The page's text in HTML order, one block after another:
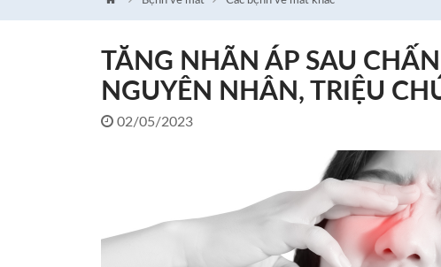
TĂNG NHÃN ÁP SAU
NGUYÊN NHÂN, TRIỆU
02/05/2023